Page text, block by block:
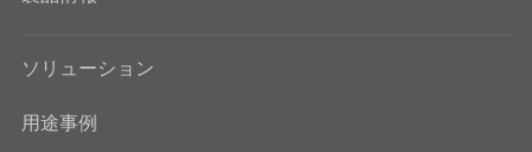
ソリューション
用途事例